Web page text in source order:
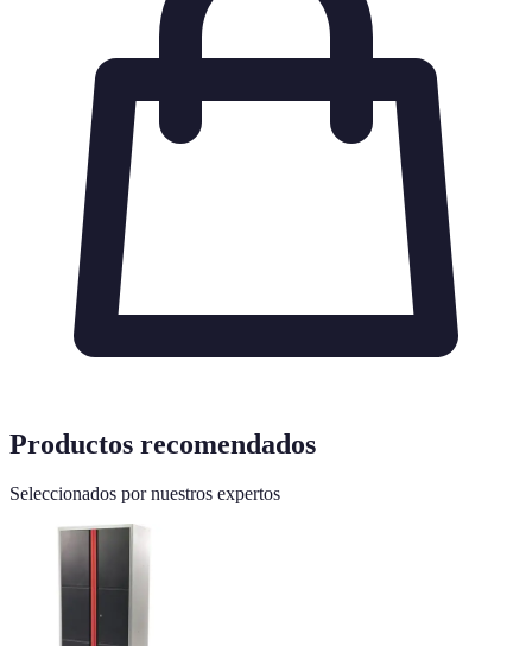
Productos recomendados
Seleccionados por nuestros expertos